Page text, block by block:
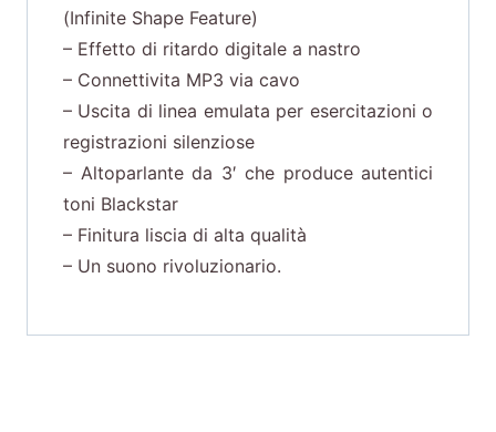
(Infinite Shape Feature)
– Effetto di ritardo digitale a nastro
– Connettivita MP3 via cavo
– Uscita di linea emulata per esercitazioni o
registrazioni silenziose
– Altoparlante da 3′ che produce autentici
toni Blackstar
– Finitura liscia di alta qualità
– Un suono rivoluzionario.